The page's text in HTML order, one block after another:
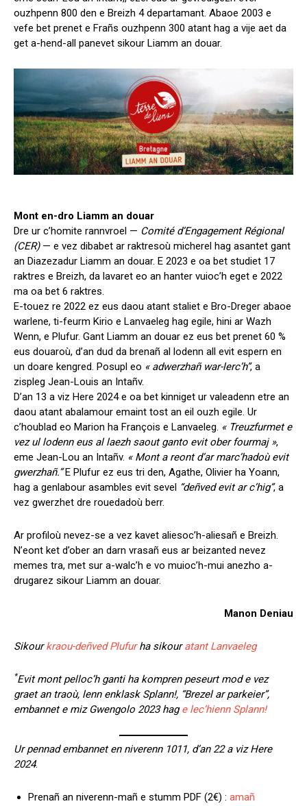
ouzhpenn 800 den e Breizh 4 departamant. Abaoe 2003 e
vefe bet prenet e Frañs ouzhpenn 300 atant hag a vije aet da
get a-hend-all panevet sikour Liamm an douar.
Mont en-dro Liamm an douar
Dre ur c’homite rannvroel — Comité d’Engagement Régional
(CER)— e vez dibabet ar raktresoù micherel hag asantet gant
an Diazezadur Liamm an douar. E 2023 e oa bet studiet 17
raktres e Breizh, da lavaret eo an hanter vuioc’h eget e 2022
ma oa bet 6 raktres.
E-touez re 2022 ez eus daou atant staliet e Bro-Dreger abaoe
warlene, ti-feurm Kirio e Lanvaeleg hag egile, hini ar Wazh
Wenn, e Plufur. Gant Liamm an douar ez eus bet prenet 60 %
eus douaroù, d’an dud da brenañ al lodenn all evit espern en
un doare kengred. Posupl eo « adwerzhañ war-lerc’h”, a
zispleg Jean-Louis an Intañv.
D’an 13 a viz Here 2024 e oa bet kinniget ur valeadenn etre an
daou atant abalamour emaint tost an eil ouzh egile. Ur
c’houblad eo Marion ha François e Lanvaeleg. « Treuzfurmet e
vez ul lodenn eus al laezh saout ganto evit ober fourmaj »,
eme Jean-Lou an Intañv. « Mont a reont d’ar marc’hadoù evit
gwerzhañ.”E Plufur ez eus tri den, Agathe, Olivier ha Yoann,
hag a genlabour asambles evit sevel “deñved evit ar c’hig”, a
vez gwerzhet dre rouedadoù berr.
Ar profiloù nevez-se a vez kavet aliesoc’h-aliesañ e Breizh.
N’eont ket d’ober an darn vrasañ eus ar beizanted nevez
memes tra, met sur a-walc’h e vo muioc’h-mui anezho a-
drugarez sikour Liamm an douar.
Manon Deniau
Sikourkraou-deñved Plufurha sikouratant Lanvaeleg
*Evit mont pelloc’h ganti ha kompren peseurt mod e vez
graet an traoù, lenn enklask Splann!, “Brezel ar parkeier”,
embannet e miz Gwengolo 2023 hage lec’hienn Splann!
Ur pennad embannet en niverenn 1011, d’an 22 a viz Here
2024.
Prenañ an niverenn-mañ e stumm PDF (2€) : amañ